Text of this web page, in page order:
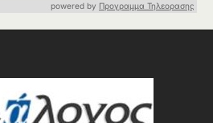
powered by Προγραμμα Τηλεορασης